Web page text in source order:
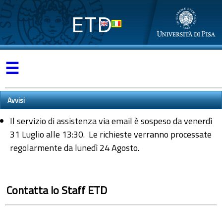
ETD
☰
Avvisi
Il servizio di assistenza via email è sospeso da venerdì
31 Luglio alle 13:30. Le richieste verranno processate
regolarmente da lunedì 24 Agosto.
Contatta lo Staff ETD